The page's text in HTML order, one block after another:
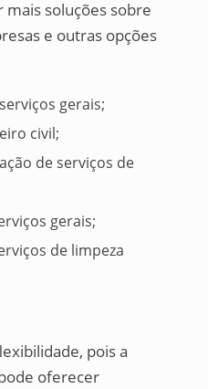
soluções sobre
e outras opções
gerais;
civil;
de serviços de
gerais;
de limpeza
pois a
oferecer